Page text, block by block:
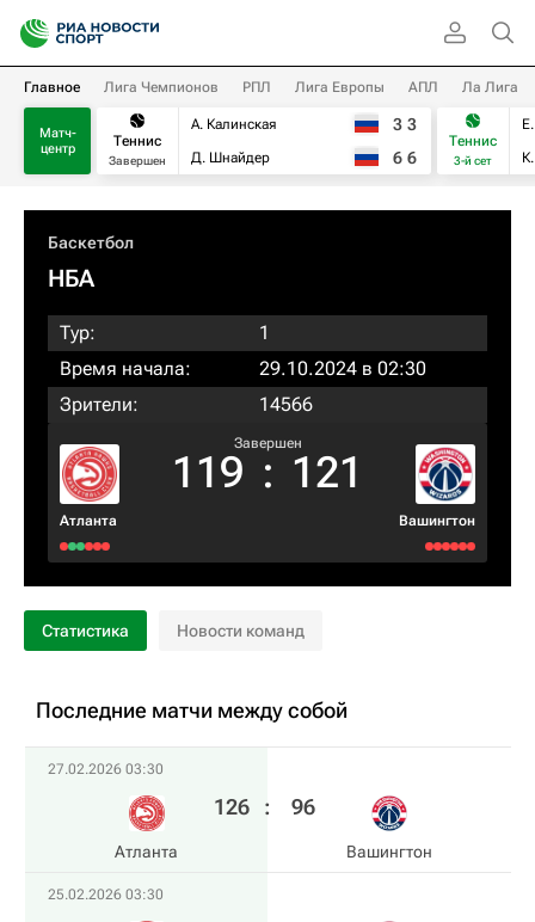
Главное Лига Чемпионов РПЛ Лига Европы АПЛ Ла Лига
Матч-
центр
Теннис
Завершен
А. Калинская
Д. Шнайдер
3 3
6 6
Теннис
3-й сет
Баскетбол
НБА
Тур:
1
Время начала:
29.10.2024 в 02:30
Зрители:
14566
Атланта
Завершен
119 : 121
Вашингтон
Статистика Новости команд
Последние матчи между собой
27.02.2026 03:30
Атланта
126 : 96
Вашингтон
25.02.2026 03:30